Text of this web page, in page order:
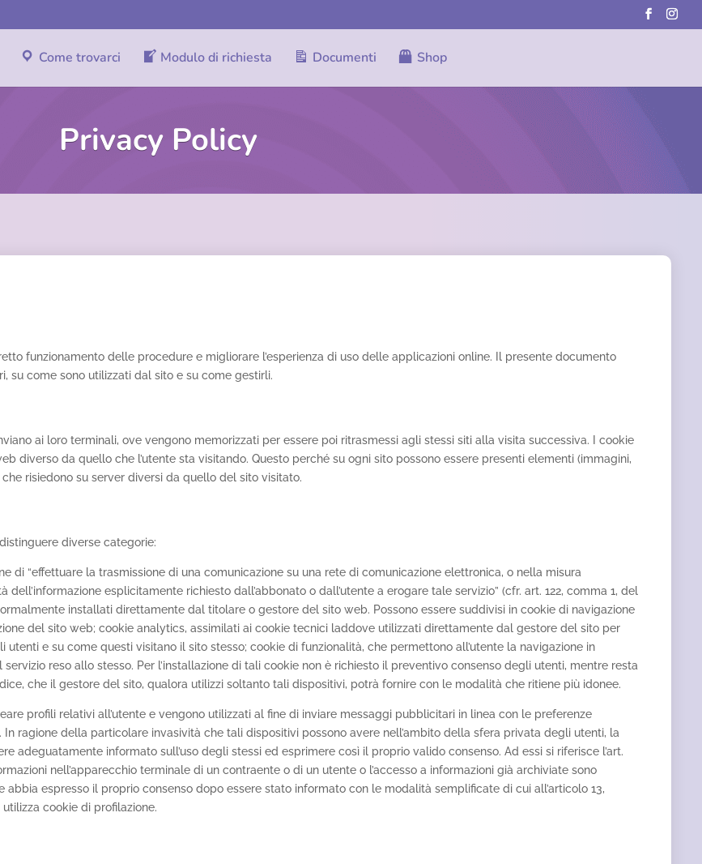
Come trovarci Modulo di richiesta Documenti Shop
Privacy Policy
funzionamento delle procedure e migliorare l’esperienza di uso delle applicazioni online. Il presente documento
su come sono utilizzati dal sito e su come gestirli.
ai loro terminali, ove vengono memorizzati per essere poi ritrasmessi agli stessi siti alla visita successiva. I cookie
diverso da quello che l’utente sta visitando. Questo perché su ogni sito possono essere presenti elementi (immagini,
risiedono su server diversi da quello del sito visitato.
diverse categorie:
di “effettuare la trasmissione di una comunicazione su una rete di comunicazione elettronica, o nella misura
esplicitamente richiesto dall’abbonato o dall’utente a erogare tale servizio” (cfr. art. 122, comma 1, del
installati direttamente dal titolare o gestore del sito web. Possono essere suddivisi in cookie di navigazione
del sito web; cookie analytics, assimilati ai cookie tecnici laddove utilizzati direttamente dal gestore del sito per
e su come questi visitano il sito stesso; cookie di funzionalità, che permettono all’utente la navigazione in
reso allo stesso. Per l’installazione di tali cookie non è richiesto il preventivo consenso degli utenti, mentre resta
che il gestore del sito, qualora utilizzi soltanto tali dispositivi, potrà fornire con le modalità che ritiene più idonee.
profili relativi all’utente e vengono utilizzati al fine di inviare messaggi pubblicitari in linea con le preferenze
ragione della particolare invasività che tali dispositivi possono avere nell’ambito della sfera privata degli utenti, la
adeguatamente informato sull’uso degli stessi ed esprimere così il proprio valido consenso. Ad essi si riferisce l’art.
nell’apparecchio terminale di un contraente o di un utente o l’accesso a informazioni già archiviate sono
espresso il proprio consenso dopo essere stato informato con le modalità semplificate di cui all’articolo 13,
cookie di profilazione.